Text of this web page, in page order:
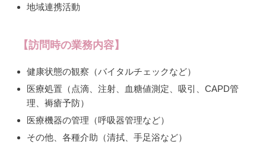
地域連携活動
【訪問時の業務内容】
健康状態の観察（バイタルチェックなど）
医療処置（点滴、注射、血糖値測定、吸引、CAPD管
理、褥瘡予防）
医療機器の管理（呼吸器管理など）
その他、各種介助（清拭、手足浴など）